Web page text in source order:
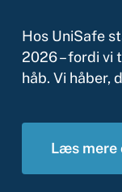
Hos UniSafe
2026 – fordi
håb. Vi håber,
Læs mere